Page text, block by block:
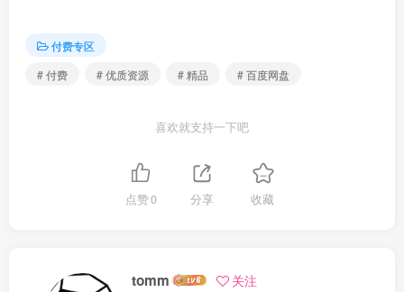
付费专区
# 付费
# 优质资源 # 精品 # 百度网盘
喜欢就支持一下吧
点赞0 分享 收藏
tomm 关注